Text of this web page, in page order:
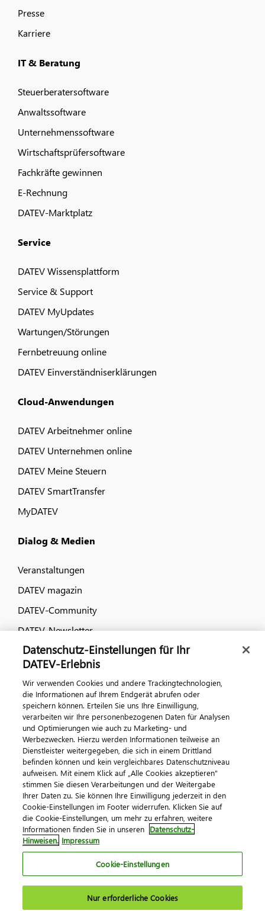
Presse
Karriere
IT & Beratung
Steuerberatersoftware
Anwaltssoftware
Unternehmenssoftware
Wirtschaftsprüfersoftware
Fachkräfte gewinnen
E-Rechnung
DATEV-Marktplatz
Service
DATEV Wissensplattform
Service & Support
DATEV MyUpdates
Wartungen/Störungen
Fernbetreuung online
DATEV Einverständniserklärungen
Cloud-Anwendungen
DATEV Arbeitnehmer online
DATEV Unternehmen online
DATEV Meine Steuern
DATEV SmartTransfer
MyDATEV
Dialog & Medien
Veranstaltungen
DATEV magazin
DATEV-Community
DATEV-Newsletter
Kontaktieren Sie uns
© 2026 DATEV eG
ImpressumDatenschutzAGB Kontakt
Cookie-Einstellungen
Datenschutz-Einstellungen für Ihr
DATEV-Erlebnis
Wir verwenden Cookies und andere Trackingtechnologien,
die Informationen auf Ihrem Endgerät abrufen oder
speichern können. Erteilen Sie uns Ihre Einwilligung,
verarbeiten wir Ihre personenbezogenen Daten für Analysen
und Optimierungen wie auch zu Marketing- und
Werbezwecken. Hierzu werden Informationen teilweise an
Dienstleister weitergegeben, die sich in einem Drittland
befinden können und kein vergleichbares Datenschutzniveau
aufweisen. Mit einem Klick auf „Alle Cookies akzeptieren"
stimmen Sie diesen Verarbeitungen und der Weitergabe
Ihrer Daten zu. Sie können Ihre Einwilligung jederzeit in den
Cookie-Einstellungen im Footer widerrufen. Klicken Sie auf
die Cookie-Einstellungen, um mehr zu erfahren, weitere
Informationen finden Sie in unseren Datenschutz-
Hinweisen. Impressum
Cookie-Einstellungen
Nur erforderliche Cookies